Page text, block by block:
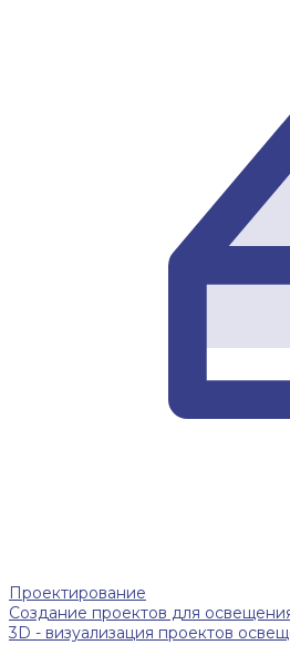
Проектирование
Создание проектов для
3D - визуализация проектов